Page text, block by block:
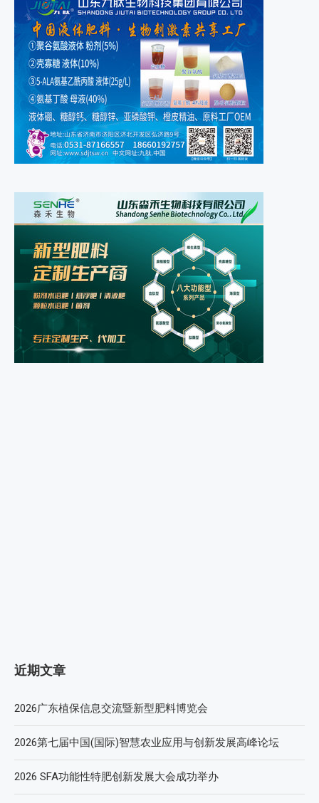
近期文章
2026广东植保信息交流暨新型肥料博览会
2026第七届中国(国际)智慧农业应用与创新发展高峰论坛
2026 SFA功能性特肥创新发展大会成功举办